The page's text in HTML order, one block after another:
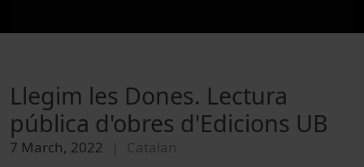
Llegim les Dones. Lectura
pública d'obres d'Edicions UB
7 March, 2022 Catalan